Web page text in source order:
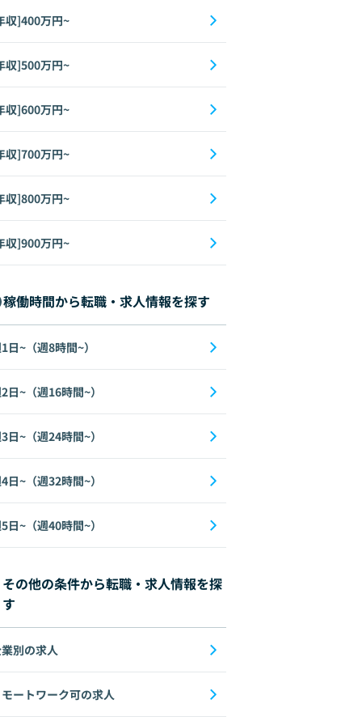
収]400万円~
収]500万円~
収]600万円~
収]700万円~
収]800万円~
収]900万円~
稼働時間から転職・求人情報を探す
日~（週8時間~）
日~（週16時間~）
日~（週24時間~）
日~（週32時間~）
日~（週40時間~）
その他の条件から転職・求人情報を探
す
別の求人
モートワーク可の求人